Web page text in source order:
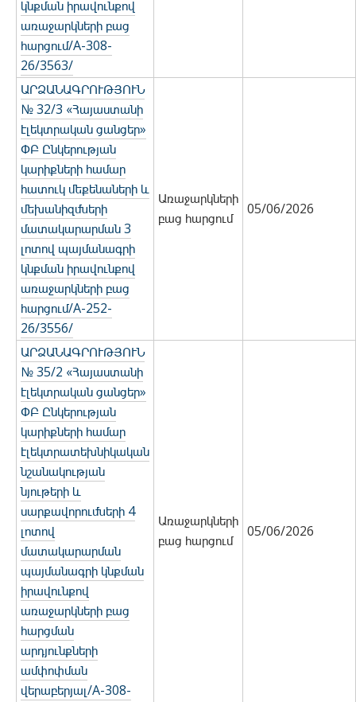
կնքման իրավունքով
առաջարկների բաց
հարցում/A-308-
26/3563/
ԱՐՁԱՆԱԳՐՈՒԹՅՈՒՆ
№ 32/3 «Հայաստանի
էլեկտրական ցանցեր»
ՓԲ Ընկերության
կարիքների համար
հատուկ մեքենաների և
մեխանիզմների
մատակարարման 3
լոտով պայմանագրի
կնքման իրավունքով
առաջարկների բաց
հարցում/A-252-
26/3556/
Առաջարկների
բաց հարցում
05/06/2026
ԱՐՁԱՆԱԳՐՈՒԹՅՈՒՆ
№ 35/2 «Հայաստանի
էլեկտրական ցանցեր»
ՓԲ Ընկերության
կարիքների համար
էլեկտրատեխնիկական
նշանակության
նյութերի և
սարքավորումների 4
լոտով
մատակարարման
պայմանագրի կնքման
իրավունքով
առաջարկների բաց
հարցման
արդյունքների
ամփոփման
վերաբերյալ/A-308-
Առաջարկների
բաց հարցում
05/06/2026